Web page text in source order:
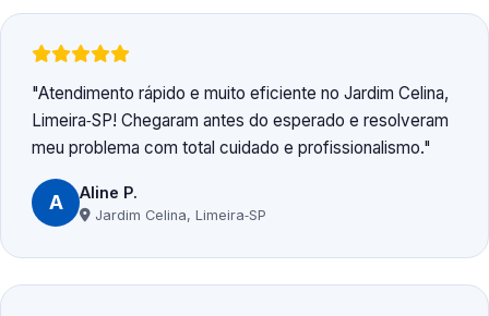
Atendimento rápido e muito eficiente no Jardim Celina,
Limeira‑SP! Chegaram antes do esperado e resolveram
meu problema com total cuidado e profissionalismo.
A Aline P.
Jardim Celina, Limeira‑SP